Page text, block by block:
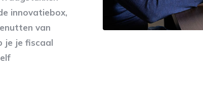
innovatiebox,
van
je je fiscaal